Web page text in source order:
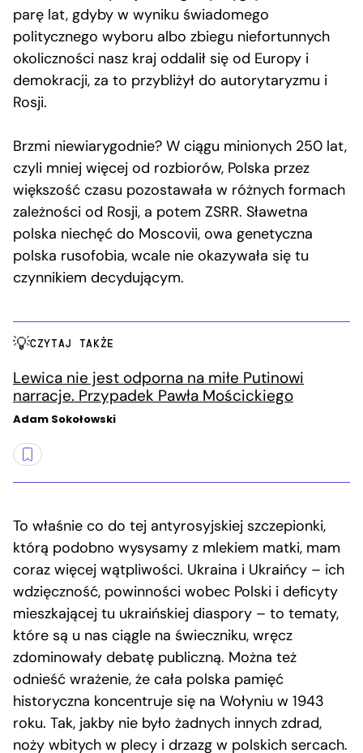
parę lat, gdyby w wyniku świadomego
politycznego wyboru albo zbiegu niefortunnych
okoliczności nasz kraj oddalił się od Europy i
demokracji, za to przybliżył do autorytaryzmu i
Rosji.
Brzmi niewiarygodnie? W ciągu minionych 250 lat,
czyli mniej więcej od rozbiorów, Polska przez
większość czasu pozostawała w różnych formach
zależności od Rosji, a potem ZSRR. Sławetna
polska niechęć do Moscovii, owa genetyczna
polska rusofobia, wcale nie okazywała się tu
czynnikiem decydującym.
CZYTAJ TAKŻE
Lewica nie jest odporna na miłe Putinowi
narracje. Przypadek Pawła Mościckiego
Adam Sokołowski
To właśnie co do tej antyrosyjskiej szczepionki,
którą podobno wysysamy z mlekiem matki, mam
coraz więcej wątpliwości. Ukraina i Ukraińcy – ich
wdzięczność, powinności wobec Polski i deficyty
mieszkającej tu ukraińskiej diaspory – to tematy,
które są u nas ciągle na świeczniku, wręcz
zdominowały debatę publiczną. Można też
odnieść wrażenie, że cała polska pamięć
historyczna koncentruje się na Wołyniu w 1943
roku. Tak, jakby nie było żadnych innych zdrad,
noży wbitych w plecy i drzazg w polskich sercach.